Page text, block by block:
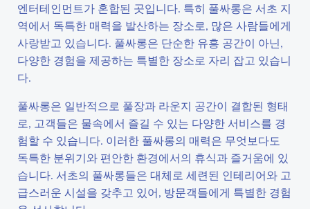
엔터테인먼트가 혼합된 곳입니다. 특히 풀싸롱은 서초 지
역에서 독특한 매력을 발산하는 장소로, 많은 사람들에게
사랑받고 있습니다. 풀싸롱은 단순한 유흥 공간이 아닌,
다양한 경험을 제공하는 특별한 장소로 자리 잡고 있습니
다.
풀싸롱은 일반적으로 풀장과 라운지 공간이 결합된 형태
로, 고객들은 물속에서 즐길 수 있는 다양한 서비스를 경
험할 수 있습니다. 이러한 풀싸롱의 매력은 무엇보다도
독특한 분위기와 편안한 환경에서의 휴식과 즐거움에 있
습니다. 서초의 풀싸롱들은 대체로 세련된 인테리어와 고
급스러운 시설을 갖추고 있어, 방문객들에게 특별한 경험